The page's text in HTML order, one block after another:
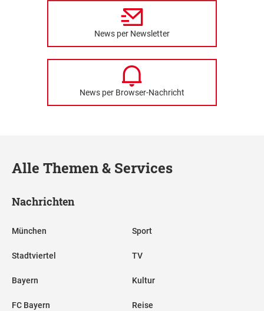
News per Newsletter
News per Browser-Nachricht
Alle Themen & Services
Nachrichten
München
Stadtviertel
Bayern
FC Bayern
Sport
TV
Kultur
Reise